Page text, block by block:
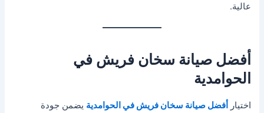
عالية.
أفضل صيانة سخان فريش في
الحوامدية
اختيار أفضل صيانة سخان فريش في الحوامدية يضمن جودة